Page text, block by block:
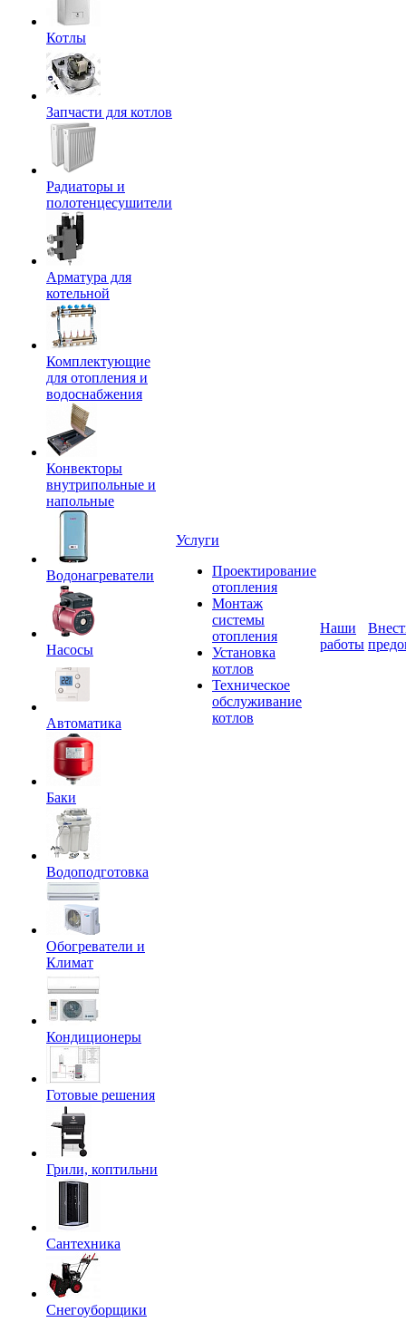
Котлы
Запчасти для котлов
Радиаторы и
полотенцесушители
Арматура для
котельной
Комплектующие
для отопления и
водоснабжения
Конвекторы
внутрипольные и
напольные
Водонагреватели
Насосы
Автоматика
Баки
Водоподготовка
Обогреватели и
Климат
Кондиционеры
Готовые решения
Грили, коптильни
Сантехника
Снегоуборщики
Услуги
Проектирование
отопления
Монтаж
системы
отопления
Установка
котлов
Техническое
обслуживание
котлов
Наши
работы